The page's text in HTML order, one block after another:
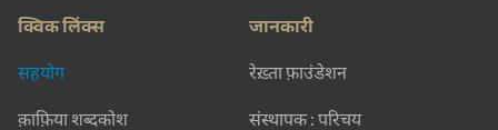
क्विक लिंक्स
सहयोग
क़ाफ़िया शब्दकोश
जानकारी
रेख़्ता फ़ाउंडेशन
संस्थापक : परिचय